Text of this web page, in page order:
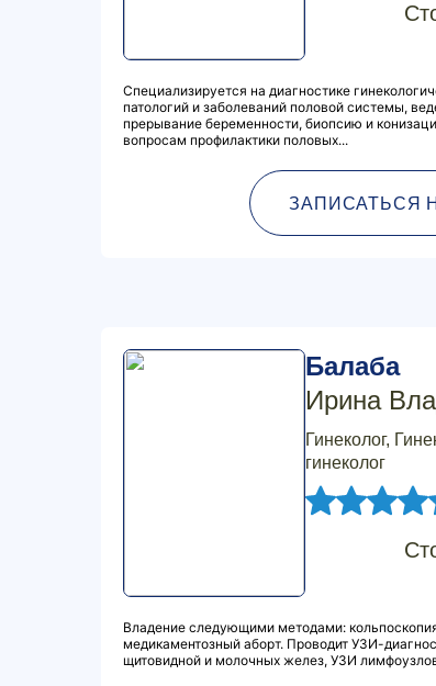
Специализируется на диагностике
патологий и заболеваний половой системы,
прерывание беременности, биопсию и
вопросам профилактики половых...
ЗАПИСАТЬСЯ
Балаба
Ирина
Гинеколог,
гинеколог
Владение следующими методами:
медикаментозный аборт. Проводит УЗИ-
щитовидной и молочных желез, УЗИ